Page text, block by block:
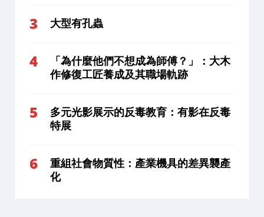
大型有孔蟲
「為什麼他們不想成為師傅？」：大木
作修復工匠養成及其職場軌跡
多元光影展示的反毒教育：有影在反毒
特展
重組社會物質性：產業機具的差異襲產
化